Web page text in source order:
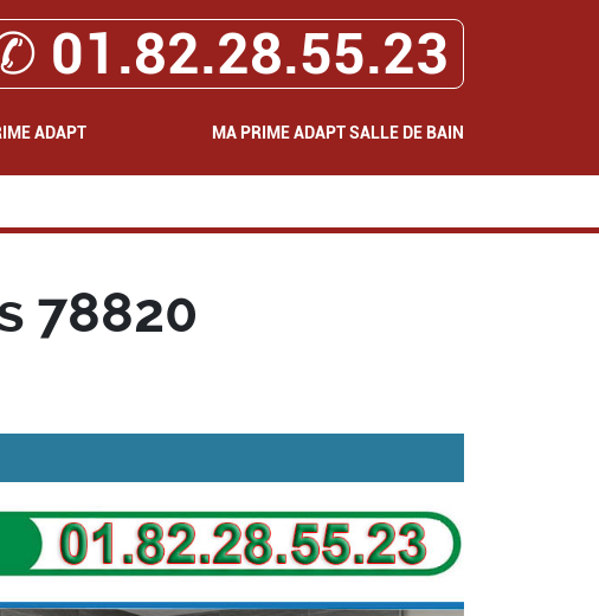
01.82.28.55.23
ADAPT MA PRIME ADAPT SALLE DE BAIN
78820